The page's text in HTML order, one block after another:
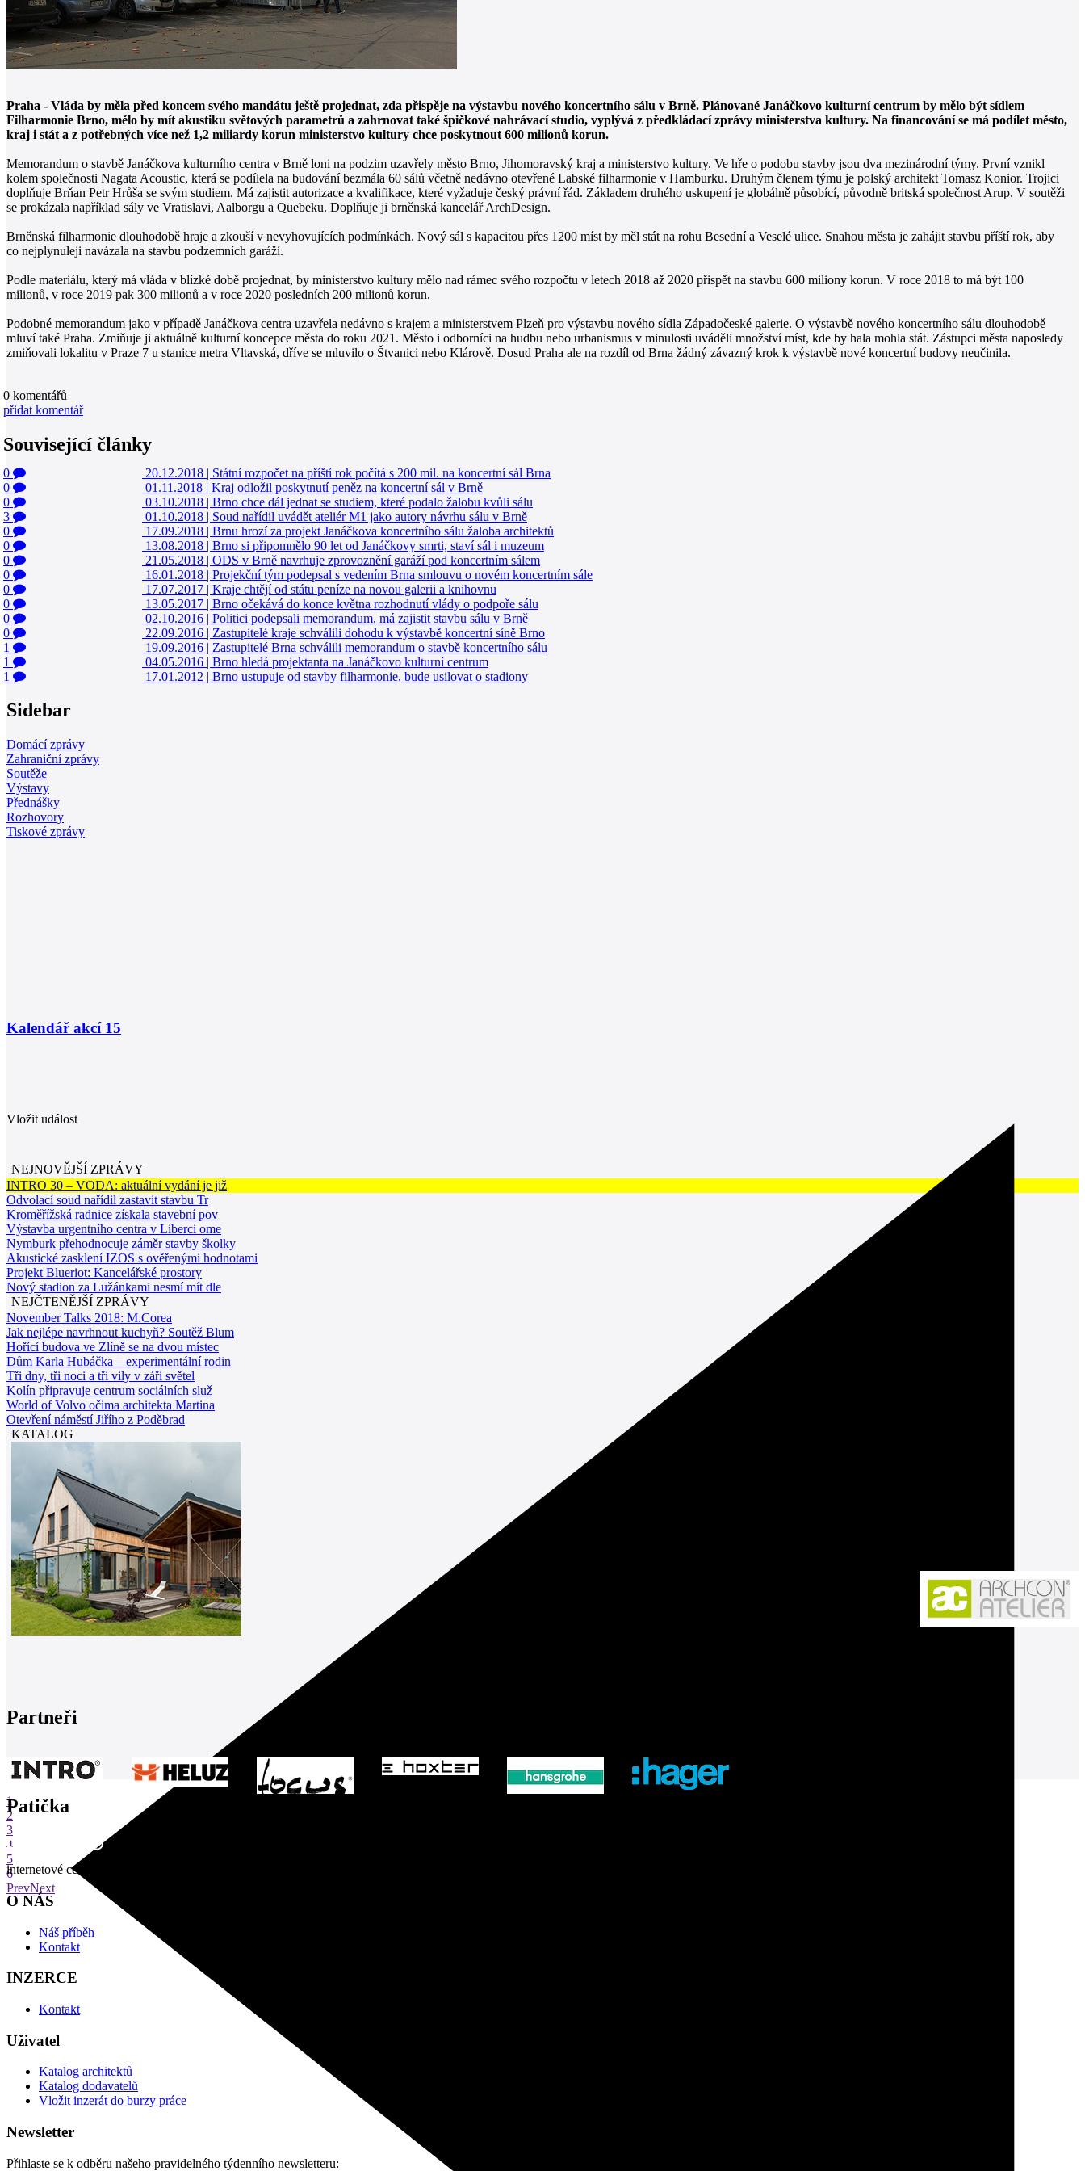
Praha - Vláda by měla před koncem svého mandátu ještě projednat, zda přispěje na výstavbu nového koncertního sálu v Brně. Plánované Janáčkovo kulturní centrum by mělo být sídlem
Filharmonie Brno, mělo by mít akustiku světových parametrů a zahrnovat také špičkové nahrávací studio, vyplývá z předkládací zprávy ministerstva kultury. Na financování se má podílet město,
kraj i stát a z potřebných více než 1,2 miliardy korun ministerstvo kultury chce poskytnout 600 milionů korun.
Memorandum o stavbě Janáčkova kulturního centra v Brně loni na podzim uzavřely město Brno, Jihomoravský kraj a ministerstvo kultury. Ve hře o podobu stavby jsou dva mezinárodní týmy. První vznikl
kolem společnosti Nagata Acoustic, která se podílela na budování bezmála 60 sálů včetně nedávno otevřené Labské filharmonie v Hamburku. Druhým členem týmu je polský architekt Tomasz Konior. Trojici
doplňuje Brňan Petr Hrůša se svým studiem. Má zajistit autorizace a kvalifikace, které vyžaduje český právní řád. Základem druhého uskupení je globálně působící, původně britská společnost Arup. V soutěži
se prokázala například sály ve Vratislavi, Aalborgu a Quebeku. Doplňuje ji brněnská kancelář ArchDesign.
Brněnská filharmonie dlouhodobě hraje a zkouší v nevyhovujících podmínkách. Nový sál s kapacitou přes 1200 míst by měl stát na rohu Besední a Veselé ulice. Snahou města je zahájit stavbu příští rok, aby
co nejplynuleji navázala na stavbu podzemních garáží.
Podle materiálu, který má vláda v blízké době projednat, by ministerstvo kultury mělo nad rámec svého rozpočtu v letech 2018 až 2020 přispět na stavbu 600 miliony korun. V roce 2018 to má být 100
milionů, v roce 2019 pak 300 milionů a v roce 2020 posledních 200 milionů korun.
Podobné memorandum jako v případě Janáčkova centra uzavřela nedávno s krajem a ministerstvem Plzeň pro výstavbu nového sídla Západočeské galerie. O výstavbě nového koncertního sálu dlouhodobě
mluví také Praha. Zmiňuje ji aktuálně kulturní koncepce města do roku 2021. Město i odborníci na hudbu nebo urbanismus v minulosti uváděli množství míst, kde by hala mohla stát. Zástupci města naposledy
zmiňovali lokalitu v Praze 7 u stanice metra Vltavská, dříve se mluvilo o Štvanici nebo Klárově. Dosud Praha ale na rozdíl od Brna žádný závazný krok k výstavbě nové koncertní budovy neučinila.
0 komentářů
přidat komentář
Související články
0 20.12.2018 | Státní rozpočet na příští rok počítá s 200 mil. na koncertní sál Brna
0
01.11.2018 | Kraj odložil poskytnutí peněz na koncertní sál v Brně
0
03.10.2018 | Brno chce dál jednat se studiem, které podalo žalobu kvůli sálu
3
01.10.2018 | Soud nařídil uvádět ateliér M1 jako autory návrhu sálu v Brně
0
17.09.2018 | Brnu hrozí za projekt Janáčkova koncertního sálu žaloba architektů
0
13.08.2018 | Brno si připomnělo 90 let od Janáčkovy smrti, staví sál i muzeum
0
21.05.2018 | ODS v Brně navrhuje zprovoznění garáží pod koncertním sálem
0
16.01.2018 | Projekční tým podepsal s vedením Brna smlouvu o novém koncertním sále
0
17.07.2017 | Kraje chtějí od státu peníze na novou galerii a knihovnu
0
13.05.2017 | Brno očekává do konce května rozhodnutí vlády o podpoře sálu
0
02.10.2016 | Politici podepsali memorandum, má zajistit stavbu sálu v Brně
0
22.09.2016 | Zastupitelé kraje schválili dohodu k výstavbě koncertní síně Brno
1
19.09.2016 | Zastupitelé Brna schválili memorandum o stavbě koncertního sálu
1
04.05.2016 | Brno hledá projektanta na Janáčkovo kulturní centrum
1
17.01.2012 | Brno ustupuje od stavby filharmonie, bude usilovat o stadiony
Sidebar
Domácí zprávy
Zahraniční zprávy
Soutěže
Výstavy
Přednášky
Rozhovory
Tiskové zprávy
Kalendář akcí 15
Vložit událost
NEJNOVĚJŠÍ ZPRÁVY
INTRO 30 – VODA: aktuální vydání je již
Odvolací soud nařídil zastavit stavbu Tr
Kroměřížská radnice získala stavební pov
Výstavba urgentního centra v Liberci ome
Nymburk přehodnocuje záměr stavby školky
Akustické zasklení IZOS s ověřenými hodnotami
Projekt Blueriot: Kancelářské prostory
Nový stadion za Lužánkami nesmí mít dle
NEJČTENĚJŠÍ ZPRÁVY
November Talks 2018: M.Corea
Jak nejlépe navrhnout kuchyň? Soutěž Blum
Hořící budova ve Zlíně se na dvou místec
Dům Karla Hubáčka – experimentální rodin
Tři dny, tři noci a tři vily v záři světel
Kolín připravuje centrum sociálních služ
World of Volvo očima architekta Martina
Otevření náměstí Jiřího z Poděbrad
KATALOG
Partneři
1
2
3
4
5
6
PrevNext
Patička
internetové centrum architektury
O NÁS
Náš příběh
Kontakt
INZERCE
Kontakt
Uživatel
Katalog architektů
Katalog dodavatelů
Vložit inzerát do burzy práce
Newsletter
Přihlaste se k odběru našeho pravidelného týdenního newsletteru: